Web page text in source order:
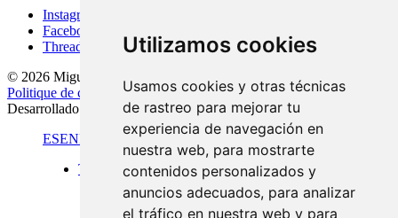
Utilizamos cookies
Usamos cookies y otras técnicas
de rastreo para mejorar tu
experiencia de navegación en
nuestra web, para mostrarte
contenidos personalizados y
anuncios adecuados, para analizar
el tráfico en nuestra web y para
Instagram
Facebook
Threads
© 2026 Miguel Carretón
Avis juridique
Politique de confidentialité · Politique en matière de cookies
Desarrollado por
Luzerta
ESENFR
Travail
Format standard
Vues panoramiques